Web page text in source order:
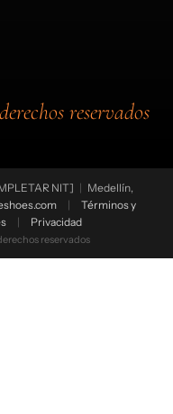
reservados
NIT] | Medellín,
|
Términos y
| Privacidad
reservados